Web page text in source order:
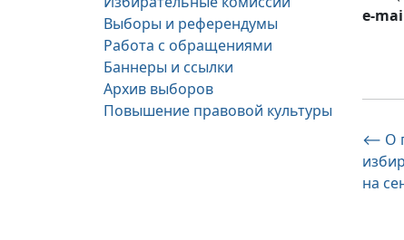
Выборы и референдумы
Работа с обращениями
Баннеры и ссылки
Архив выборов
Повышение правовой культуры
e-
по
⟵ О
на